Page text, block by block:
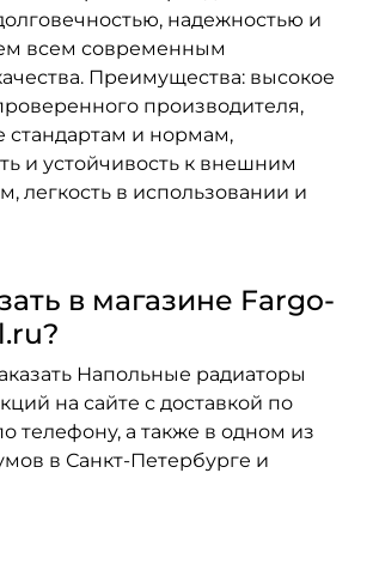
надежностью и
всем современным
Преимущества: высокое
производителя,
стандартам и нормам,
и устойчивость к внешним
легкость в использовании и
в магазине Fargo-
Напольные радиаторы
на сайте с доставкой по
телефону, а также в одном из
в Санкт-Петербурге и